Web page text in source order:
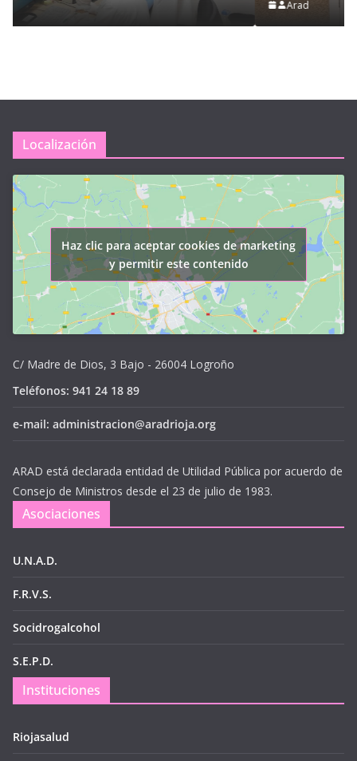
Arad
Localización
Haz clic para aceptar cookies de marketing
y permitir este contenido
C/ Madre de Dios, 3 Bajo - 26004 Logroño
Teléfonos: 941 24 18 89
e-mail: administracion@aradrioja.org
ARAD está declarada entidad de Utilidad Pública por acuerdo de
Consejo de Ministros desde el 23 de julio de 1983.
Asociaciones
U.N.A.D.
F.R.V.S.
Socidrogalcohol
S.E.P.D.
Instituciones
Riojasalud